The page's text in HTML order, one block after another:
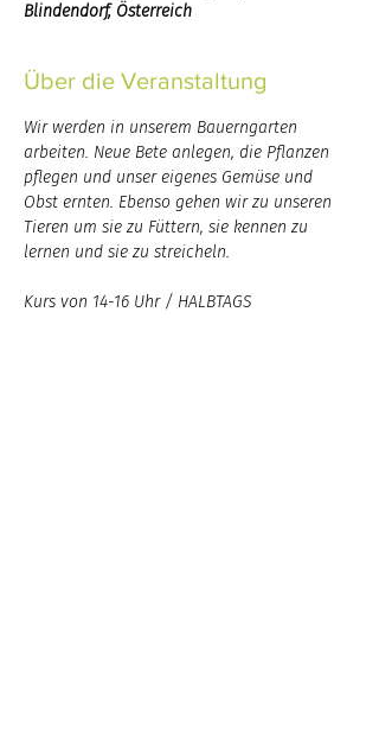
Blindendorf, Österreich
Über die Veranstaltung
Wir werden in unserem Bauerngarten
arbeiten. Neue Bete anlegen, die Pflanzen
pflegen und unser eigenes Gemüse und
Obst ernten. Ebenso gehen wir zu unseren
Tieren um sie zu Füttern, sie kennen zu
lernen und sie zu streicheln.
Kurs von 14-16 Uhr / HALBTAGS